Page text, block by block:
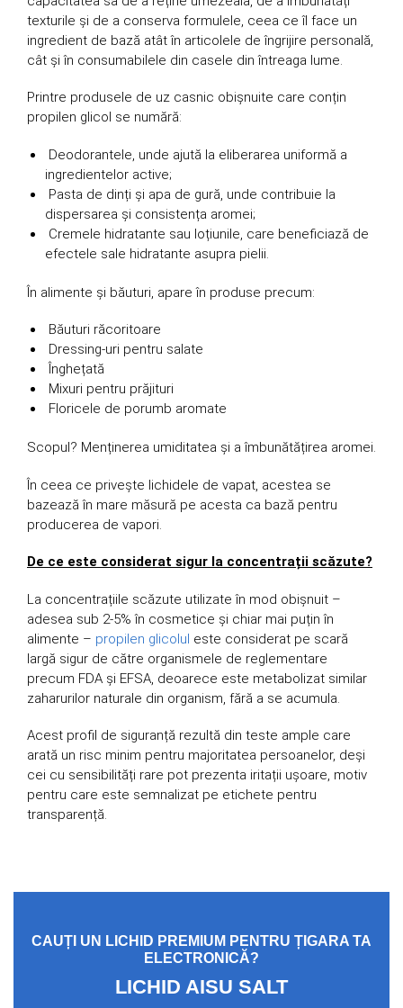
texturile și de a conserva formulele, ceea ce îl face un
ingredient de bază atât în ​​articolele de îngrijire personală,
cât și în consumabilele din casele din întreaga lume.
Printre produsele de uz casnic obișnuite care conțin
propilen glicol se numără:
Deodorantele, unde ajută la eliberarea uniformă a
ingredientelor active;
Pasta de dinți și apa de gură, unde contribuie la
dispersarea și consistența aromei;
Cremele hidratante sau loțiunile, care beneficiază de
efectele sale hidratante asupra pielii.
În alimente și băuturi, apare în produse precum:
Băuturi răcoritoare
Dressing-uri pentru salate
Înghețată
Mixuri pentru prăjituri
Floricele de porumb aromate
Scopul? Menținerea umiditatea și a îmbunătățirea aromei.
În ceea ce privește lichidele de vapat, acestea se
bazează în mare măsură pe acesta ca bază pentru
producerea de vapori.
De ce este considerat sigur la concentrații scăzute?
La concentrațiile scăzute utilizate în mod obișnuit –
adesea sub 2-5% în cosmetice și chiar mai puțin în
alimente – propilen glicolul este considerat pe scară
largă sigur de către organismele de reglementare
precum FDA și EFSA, deoarece este metabolizat similar
zaharurilor naturale din organism, fără a se acumula.
Acest profil de siguranță rezultă din teste ample care
arată un risc minim pentru majoritatea persoanelor, deși
cei cu sensibilități rare pot prezenta iritații ușoare, motiv
pentru care este semnalizat pe etichete pentru
transparență.
CAUȚI UN LICHID PREMIUM PENTRU ȚIGARA TA
ELECTRONICĂ?
LICHID AISU SALT